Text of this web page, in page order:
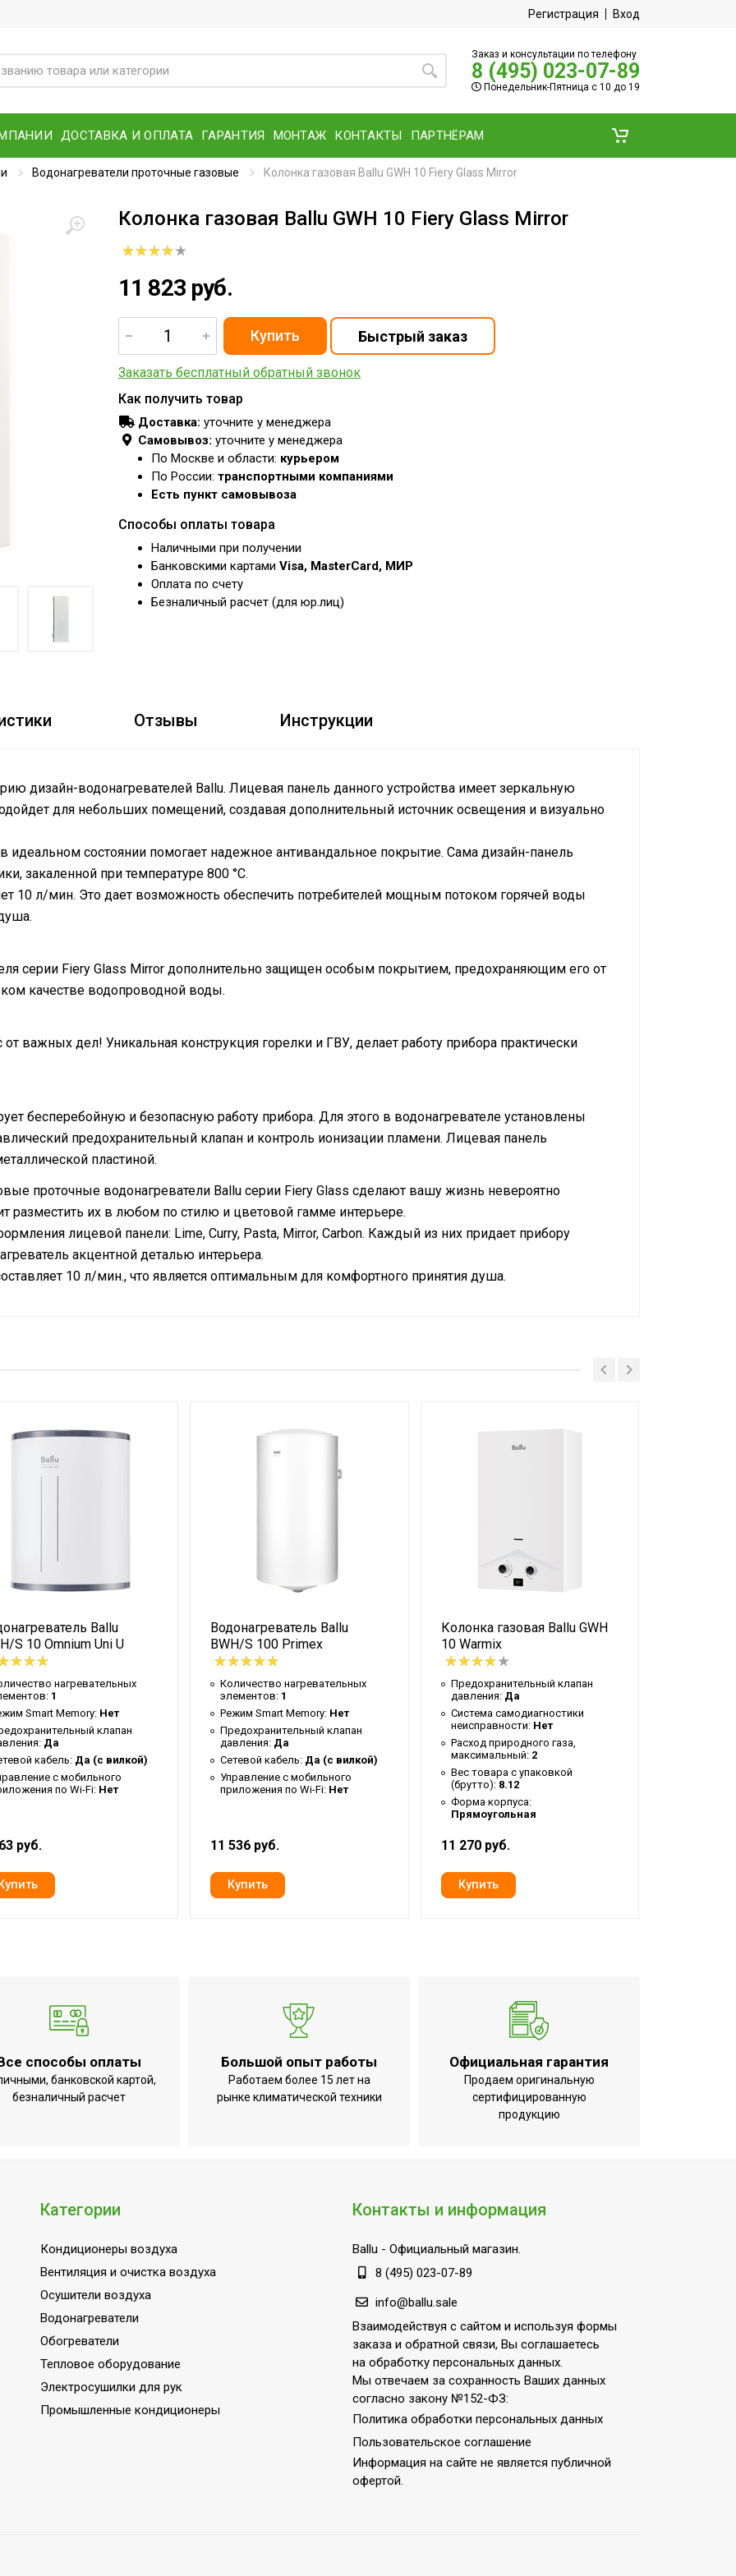
Регистрация Вход
Заказ и консультации по телефону
8 (495) 023-07-89
Понедельник-Пятница с 10 до 19
ДОСТАВКА И ОПЛАТА ГАРАНТИЯ МОНТАЖ КОНТАКТЫ ПАРТНЁРАМ
Водонагреватели проточные газовые Колонка газовая Ballu GWH 10 Fiery Glass Mirror
Колонка газовая Ballu GWH 10 Fiery Glass Mirror
11 823 руб.
Заказать бесплатный обратный звонок
Как получить товар
Доставка: уточните у менеджера
Самовывоз: уточните у менеджера
По Москве и области: курьером
По России: транспортными компаниями
Есть пункт самовывоза
Способы оплаты товара
Наличными при получении
Банковскими картами Visa, MasterCard, МИР
Оплата по счету
Безналичный расчет (для юр.лиц)
Отзывы Инструкции
дизайн-водонагревателей Ballu. Лицевая панель данного устройства имеет зеркальную
для небольших помещений, создавая дополнительный источник освещения и визуально
идеальном состоянии помогает надежное антивандальное покрытие. Сама дизайн-панель
закаленной при температуре 800 °С.
10 л/мин. Это дает возможность обеспечить потребителей мощным потоком горячей воды
серии Fiery Glass Mirror дополнительно защищен особым покрытием, предохраняющим его от
качестве водопроводной воды.
от важных дел! Уникальная конструкция горелки и ГВУ, делает работу прибора практически
бесперебойную и безопасную работу прибора. Для этого в водонагревателе установлены
предохранительный клапан и контроль ионизации пламени. Лицевая панель
пластиной.
проточные водонагреватели Ballu серии Fiery Glass сделают вашу жизнь невероятно
разместить их в любом по стилю и цветовой гамме интерьере.
лицевой панели: Lime, Curry, Pasta, Mirror, Carbon. Каждый из них придает прибору
акцентной деталью интерьера.
10 л/мин., что является оптимальным для комфортного принятия душа.
талон
LED
регулировка мощности
Ballu
S 10 Omnium Uni U
нагревательных
1
Smart Memory: Нет
клапан
Да
кабель: Да (с вилкой)
c мобильного
по Wi-Fi: Нет
руб.
Водонагреватель Ballu
BWH/S 100 Primex
Количество нагревательных
элементов: 1
Режим Smart Memory: Нет
Предохранительный клапан
давления: Да
Сетевой кабель: Да (с вилкой)
Управление c мобильного
приложения по Wi-Fi: Нет
11 536 руб.
Колонка газовая Ballu GWH
10 Warmix
Предохранительный клапан
давления: Да
Система самодиагностики
неисправности: Нет
Расход природного газа,
максимальный: 2
Вес товара с упаковкой
(брутто): 8.12
Форма корпуса:
Прямоугольная
11 270 руб.
способы оплаты
банковской картой,
безналичный расчет
Большой опыт работы
Работаем более 15 лет на
рынке климатической техники
Официальная гарантия
Продаем оригинальную
сертифицированную
продукцию
Категории
Кондиционеры воздуха
Вентиляция и очистка воздуха
Осушители воздуха
Водонагреватели
Обогреватели
Тепловое оборудование
Электросушилки для рук
Промышленные кондиционеры
Контакты и информация
Ballu - Официальный магазин.
8 (495) 023-07-89
info@ballu.sale
Взаимодействуя с сайтом и используя формы
заказа и обратной связи, Вы соглашаетесь
на обработку персональных данных.
Мы отвечаем за сохранность Ваших данных
согласно закону №152-ФЗ:
Политика обработки персональных данных
Пользовательское соглашение
Информация на сайте не является публичной
офертой.